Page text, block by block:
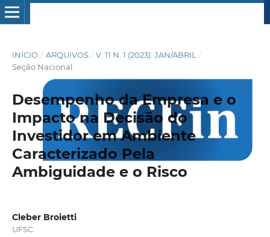
INÍCIO / ARQUIVOS / V. 11 N. 1 (2023): JAN/ABRIL
/
Seção Nacional
Desempenho da Empresa e o
Impacto na Decisão do
Investidor em Ambiente
Caracterizado Pela
Ambiguidade e o Risco
Cleber Broietti
UFSC